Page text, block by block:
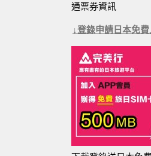
通票券資訊
↓登錄申請日本免費